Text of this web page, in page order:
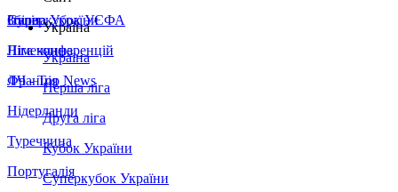
Збірна України
Італія
Німеччина
Франція
Нідерланди
Туреччина
Португалія
Суперкубок УЄФА
Ліга конференцій
ЛЧ - Top News
Україна
Україна
Перша ліга
Друга ліга
Кубок України
Суперкубок України